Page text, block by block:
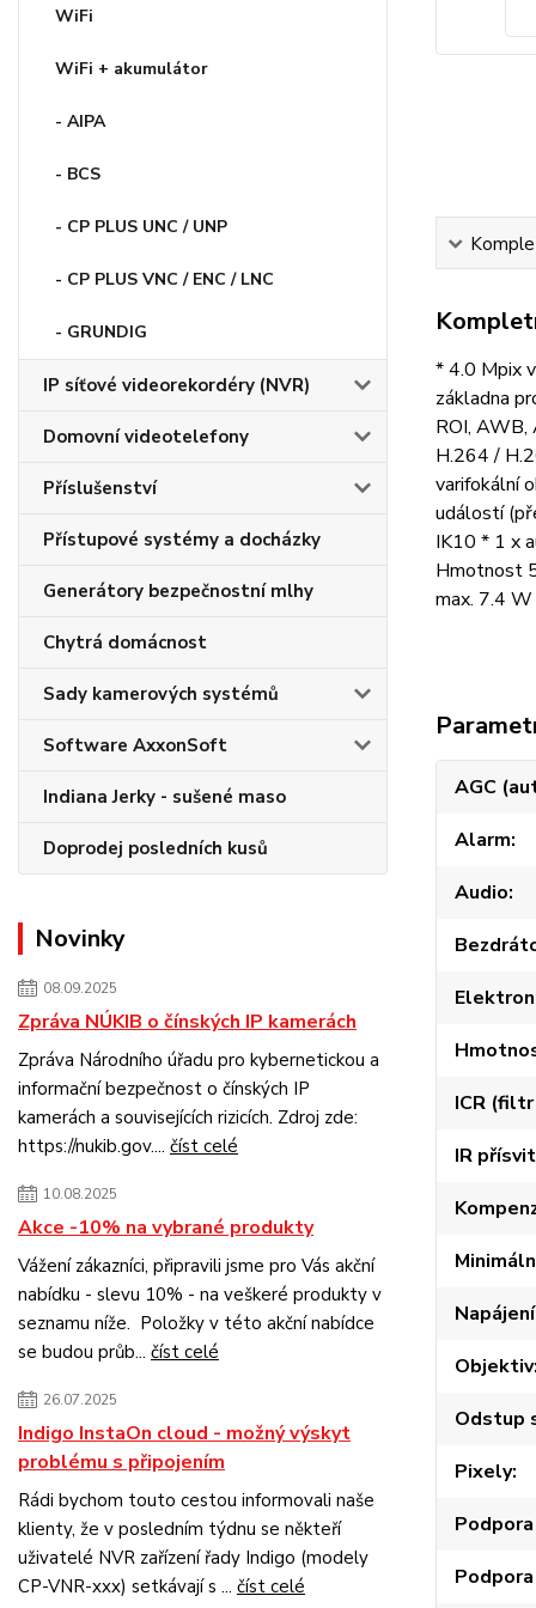
WiFi
WiFi + akumulátor
- AIPA
- BCS
- CP PLUS UNC / UNP
- CP PLUS VNC / ENC / LNC
- GRUNDIG
IP síťové videorekordéry (NVR)
Domovní videotelefony
Příslušenství
Přístupové systémy a docházky
Generátory bezpečnostní mlhy
Chytrá domácnost
Sady kamerových systémů
Software AxxonSoft
Indiana Jerky - sušené maso
Doprodej posledních kusů
Novinky
08.09.2025
Zpráva NÚKIB o čínských IP kamerách
Zpráva Národního úřadu pro kybernetickou a
informační bezpečnost o čínských IP
kamerách a souvisejících rizicích. Zdroj zde:
https://nukib.gov.... číst celé
10.08.2025
Akce -10% na vybrané produkty
Vážení zákazníci, připravili jsme pro Vás akční
nabídku - slevu 10% - na veškeré produkty v
seznamu níže. Položky v této akční nabídce
se budou průb... číst celé
26.07.2025
Indigo InstaOn cloud - možný výskyt
problému s připojením
Rádi bychom touto cestou informovali naše
klienty, že v posledním týdnu se někteří
uživatelé NVR zařízení řady Indigo (modely
CP-VNR-xxx) setkávají s ... číst celé
* 4.0 Mpix
základna
ROI, AWB,
H.264 /
varifokální
událostí
IK10 * 1 x
Hmotnost
max. 7.4
AGC
Alarm
Audio
ICR
IR přísvit
Napájení
Objektiv
Odstup
Pixely